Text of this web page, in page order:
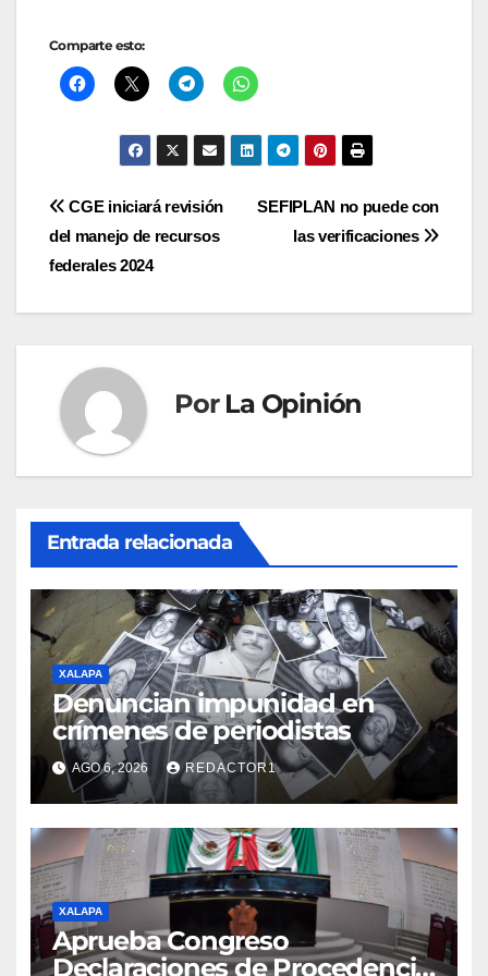
Comparte esto:
Navegación
de
entradas
SEFIPLAN no puede con
las verificaciones
CGE iniciará revisión
del manejo de recursos
federales 2024
Por La Opinión
Entrada relacionada
XALAPA
Denuncian impunidad en
crímenes de periodistas
AGO 6, 2026 REDACTOR1
XALAPA
Aprueba Congreso
Declaraciones de Procedencia